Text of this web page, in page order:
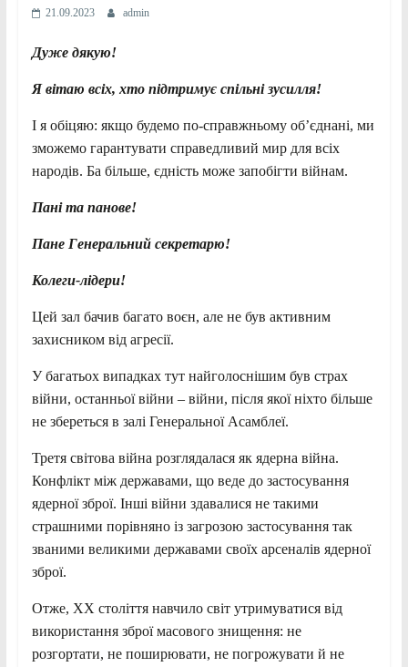
21.09.2023 admin
Дуже дякую!
Я вітаю всіх, хто підтримує спільні зусилля!
І я обіцяю: якщо будемо по-справжньому об’єднані, ми
зможемо гарантувати справедливий мир для всіх
народів. Ба більше, єдність може запобігти війнам.
Пані та панове!
Пане Генеральний секретарю!
Колеги-лідери!
Цей зал бачив багато воєн, але не був активним
захисником від агресії.
У багатьох випадках тут найголоснішим був страх
війни, останньої війни – війни, після якої ніхто більше
не збереться в залі Генеральної Асамблеї.
Третя світова війна розглядалася як ядерна війна.
Конфлікт між державами, що веде до застосування
ядерної зброї. Інші війни здавалися не такими
страшними порівняно із загрозою застосування так
званими великими державами своїх арсеналів ядерної
зброї.
Отже, ХХ століття навчило світ утримуватися від
використання зброї масового знищення: не
розгортати, не поширювати, не погрожувати й не